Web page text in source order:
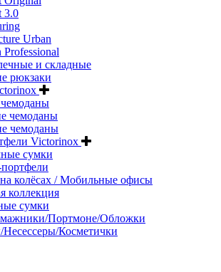
3.0
Urban
и складные
рюкзаки
чемоданы
чемоданы
Victorinox
сумки
колёсах / Мобильные офисы
коллекция
сумки
Портмоне/Обложки
Косметички